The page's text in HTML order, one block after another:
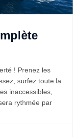
! Prenez les
surfez toute la
inaccessibles,
rythmée par